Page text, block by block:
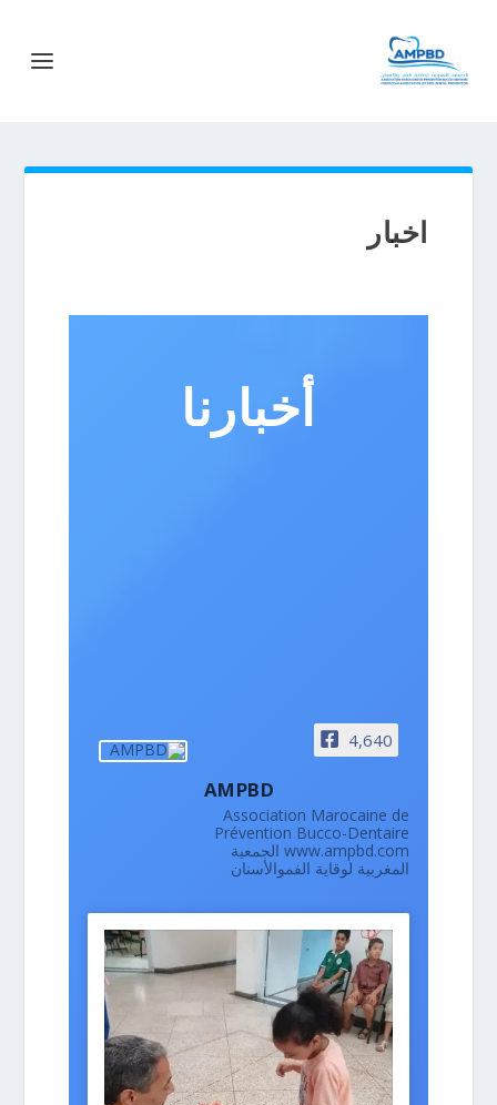
اخبار
أخبارنا
4,640
AMPBD
Association Marocaine de
Prévention Bucco-Dentaire
www.ampbd.com الجمعية
المغربية لوقاية الفموالأسنان